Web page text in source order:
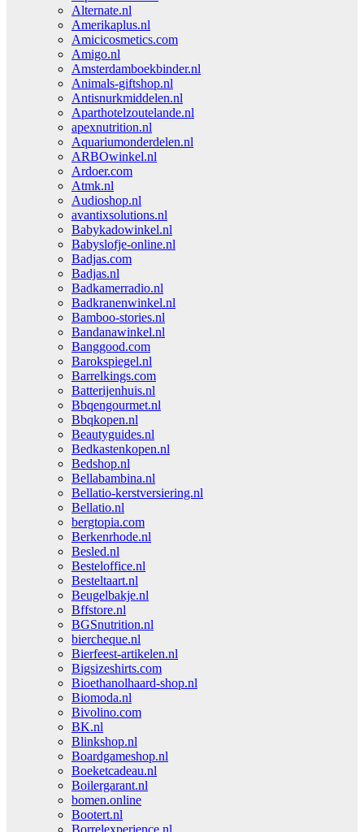
Alternate.nl
Amerikaplus.nl
Amicicosmetics.com
Amigo.nl
Amsterdamboekbinder.nl
Animals-giftshop.nl
Antisnurkmiddelen.nl
Aparthotelzoutelande.nl
apexnutrition.nl
Aquariumonderdelen.nl
ARBOwinkel.nl
Ardoer.com
Atmk.nl
Audioshop.nl
avantixsolutions.nl
Babykadowinkel.nl
Babyslofje-online.nl
Badjas.com
Badjas.nl
Badkamerradio.nl
Badkranenwinkel.nl
Bamboo-stories.nl
Bandanawinkel.nl
Banggood.com
Barokspiegel.nl
Barrelkings.com
Batterijenhuis.nl
Bbqengourmet.nl
Bbqkopen.nl
Beautyguides.nl
Bedkastenkopen.nl
Bedshop.nl
Bellabambina.nl
Bellatio-kerstversiering.nl
Bellatio.nl
bergtopia.com
Berkenrhode.nl
Besled.nl
Besteloffice.nl
Besteltaart.nl
Beugelbakje.nl
Bffstore.nl
BGSnutrition.nl
biercheque.nl
Bierfeest-artikelen.nl
Bigsizeshirts.com
Bioethanolhaard-shop.nl
Biomoda.nl
Bivolino.com
BK.nl
Blinkshop.nl
Boardgameshop.nl
Boeketcadeau.nl
Boilergarant.nl
bomen.online
Bootert.nl
Borrelexperience.nl